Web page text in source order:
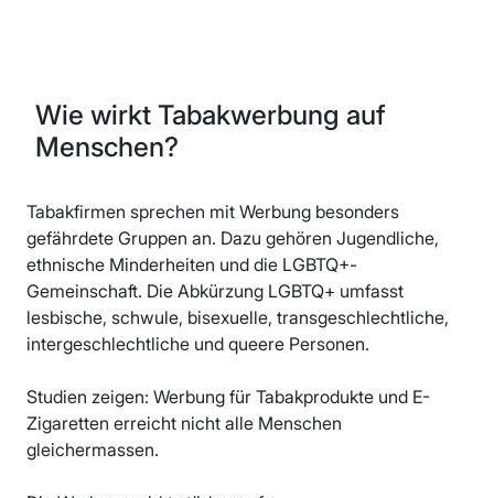
Wie wirkt Tabakwerbung auf
Menschen?
Tabakfirmen sprechen mit Werbung besonders
gefährdete Gruppen an. Dazu gehören Jugendliche,
ethnische Minderheiten und die LGBTQ+-
Gemeinschaft. Die Abkürzung LGBTQ+ umfasst
lesbische, schwule, bisexuelle, transgeschlechtliche,
intergeschlechtliche und queere Personen.
Studien zeigen: Werbung für Tabakprodukte und E-
Zigaretten erreicht nicht alle Menschen
gleichermassen.